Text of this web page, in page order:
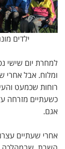
ילדים
למחרת יום שישי
ומלוח. אבל אחרי
רוחות שכמעט
כשעתיים מזרחה
אגם.
אחרי שעתיים